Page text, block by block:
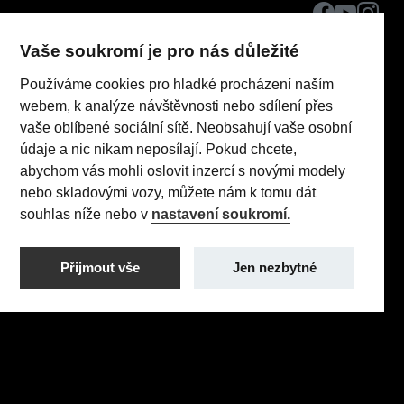
UH CAR AUTO, s.r.o.
IČO: 02440083
Realizace 2023
Vaše soukromí je pro nás důležité
Používáme cookies pro hladké procházení naším
webem, k analýze návštěvnosti nebo sdílení přes
vaše oblíbené sociální sítě. Neobsahují vaše osobní
údaje a nic nikam neposílají. Pokud chcete,
abychom vás mohli oslovit inzercí s novými modely
nebo skladovými vozy, můžete nám k tomu dát
souhlas níže nebo v nastavení soukromí.
Přijmout vše Jen nezbytné